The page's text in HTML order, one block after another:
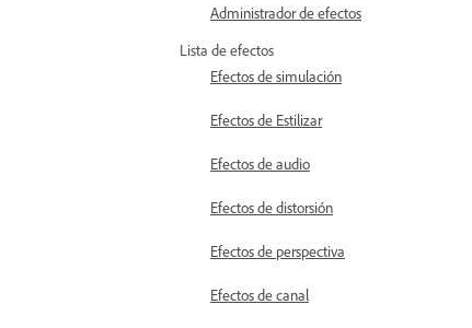
Administrador de efectos
Lista de efectos
Efectos de simulación
Efectos de Estilizar
Efectos de audio
Efectos de distorsión
Efectos de perspectiva
Efectos de canal